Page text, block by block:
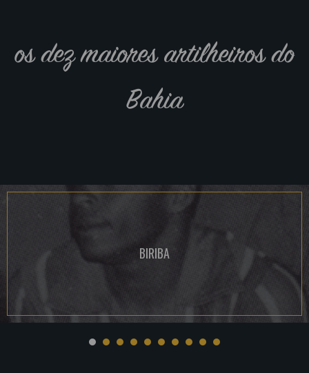
os dez maiores artilheiros do
Bahia
BIRIBA